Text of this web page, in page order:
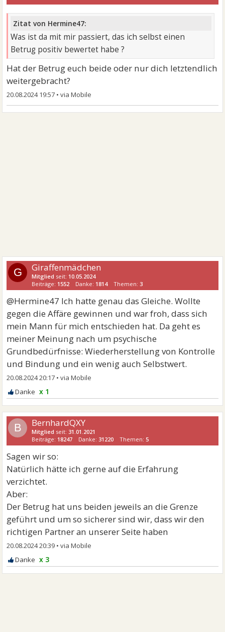
Zitat von Hermine47:
Was ist da mit mir passiert, das ich selbst einen
Betrug positiv bewertet habe ?
Hat der Betrug euch beide oder nur dich letztendlich
weitergebracht?
20.08.2024 19:57 •
G Giraffenmädchen
Mitglied seit: 10.05.2024
Beiträge: 1552 Danke: 1814 Themen: 3
@Hermine47 Ich hatte genau das Gleiche. Wollte
gegen die Affäre gewinnen und war froh, dass sich
mein Mann für mich entschieden hat. Da geht es
meiner Meinung nach um psychische
Grundbedürfnisse: Wiederherstellung von Kontrolle
und Bindung und ein wenig auch Selbstwert.
20.08.2024 20:17 •
x 1
B BernhardQXY
Mitglied seit: 31.01.2021
Beiträge: 18247 Danke: 31220 Themen: 5
Sagen wir so:
Natürlich hätte ich gerne auf die Erfahrung
verzichtet.
Aber:
Der Betrug hat uns beiden jeweils an die Grenze
geführt und um so sicherer sind wir, dass wir den
richtigen Partner an unserer Seite haben
20.08.2024 20:39 •
x 3